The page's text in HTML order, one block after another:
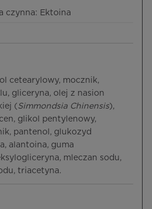
czynna: Ektoina
cetearylowy, mocznik,
gliceryna, olej z nasion
(Simmondsia Chinensis),
glikol pentylenowy,
pantenol, glukozyd
alantoina, guma
mleczan sodu,
triacetyna.